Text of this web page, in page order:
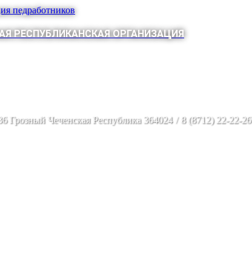
педработников
РЕСПУБЛИКАНСКАЯ ОРГАНИЗАЦИЯ
Грозный Чеченская Республика 364024 / 8 (8712) 22-22-26